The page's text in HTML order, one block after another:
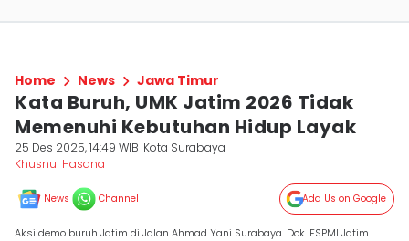
Home News Jawa Timur
Kata Buruh, UMK Jatim 2026 Tidak
Memenuhi Kebutuhan Hidup Layak
25 Des 2025, 14:49 WIB Kota Surabaya
Khusnul Hasana
News Channel Add Us on Google
Aksi demo buruh Jatim di Jalan Ahmad Yani Surabaya. Dok. FSPMI Jatim.